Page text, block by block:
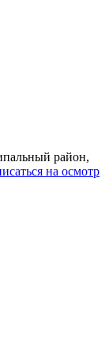
район,
на осмотр